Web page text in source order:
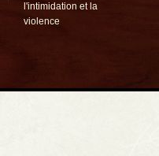
l'intimidation et la
violence